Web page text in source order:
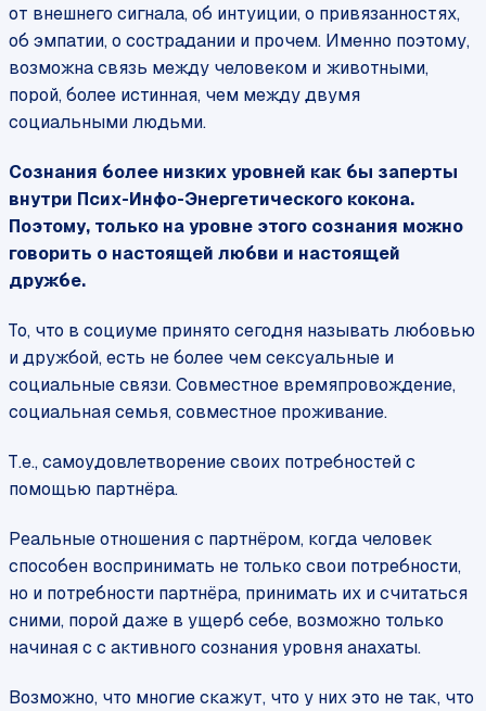
от внешнего сигнала, об интуиции, о привязанностях,
об эмпатии, о сострадании и прочем. Именно поэтому,
возможна связь между человеком и животными,
порой, более истинная, чем между двумя
социальными людьми.
Сознания более низких уровней как бы заперты
внутри Псих-Инфо-Энергетического кокона.
Поэтому, только на уровне этого сознания можно
говорить о настоящей любви и настоящей
дружбе.
То, что в социуме принято сегодня называть любовью
и дружбой, есть не более чем сексуальные и
социальные связи. Совместное времяпровождение,
социальная семья, совместное проживание.
Т.е., самоудовлетворение своих потребностей с
помощью партнёра.
Реальные отношения с партнёром, когда человек
способен воспринимать не только свои потребности,
но и потребности партнёра, принимать их и считаться
сними, порой даже в ущерб себе, возможно только
начиная с с активного сознания уровня анахаты.
Возможно, что многие скажут, что у них это не так, что